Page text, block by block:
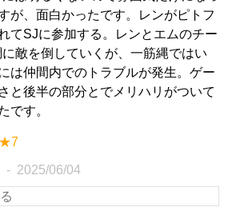
が、面白かったです。レンがピトフ
てSJに参加する。レンとエムのチー
に敵を倒していくが、一筋縄ではい
は仲間内でのトラブルが発生。ゲー
と後半の部分とでメリハリがついて
です。
★7
2025/06/04